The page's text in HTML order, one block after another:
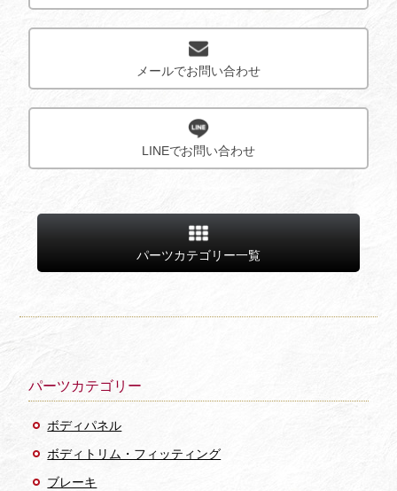
メールでお問い合わせ
LINEでお問い合わせ
パーツカテゴリー一覧
パーツカテゴリー
ボディパネル
ボディトリム・フィッティング
ブレーキ